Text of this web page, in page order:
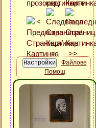
Файлове
Помощ